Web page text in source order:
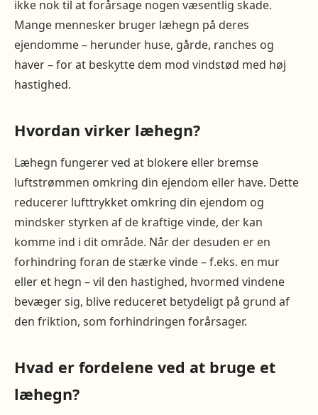
ikke nok til at forårsage nogen væsentlig skade.
Mange mennesker bruger læhegn på deres
ejendomme – herunder huse, gårde, ranches og
haver – for at beskytte dem mod vindstød med høj
hastighed.
Hvordan virker læhegn?
Læhegn fungerer ved at blokere eller bremse
luftstrømmen omkring din ejendom eller have. Dette
reducerer lufttrykket omkring din ejendom og
mindsker styrken af de kraftige vinde, der kan
komme ind i dit område. Når der desuden er en
forhindring foran de stærke vinde – f.eks. en mur
eller et hegn – vil den hastighed, hvormed vindene
bevæger sig, blive reduceret betydeligt på grund af
den friktion, som forhindringen forårsager.
Hvad er fordelene ved at bruge et
læhegn?